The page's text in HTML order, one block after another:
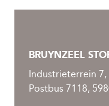
BRUYNZEEL
Industrieterrein 7,
Postbus 7118,